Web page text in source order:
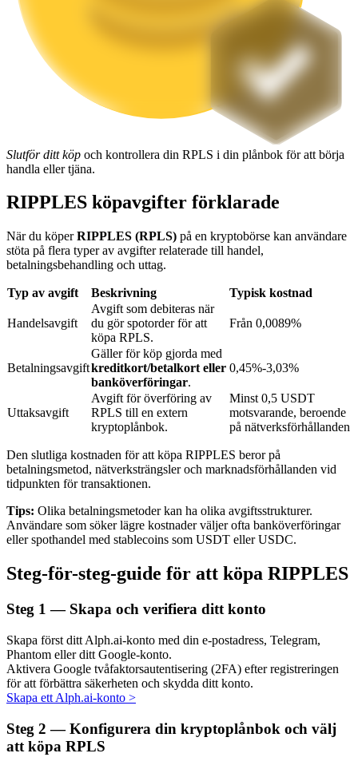
Hög avkastning och omedelbar tillgång
Flexibel insats för att tjäna populära tokens
BTR-låsningar
Exklusiva investeringar för BTR-innehavare
Slutför ditt köp och kontrollera din RPLS i din plånbok för att börja
handla eller tjäna.
RIPPLES köpavgifter förklarade
När du köperRIPPLES (RPLS) på en kryptobörse kan användare
stöta på flera typer av avgifter relaterade till handel,
betalningsbehandling och uttag.
Typ av avgift Beskrivning Typisk kostnad
Handelsavgift
Avgift som debiteras när
du gör spotorder för att
köpa RPLS.
Från 0,0089%
Betalningsavgift
Gäller för köp gjorda med
kreditkort/betalkort eller
banköverföringar.
0,45%-3,03%
Uttaksavgift
Avgift för överföring av
RPLS till en extern
kryptoplånbok.
Minst 0,5 USDT
motsvarande, beroende
på nätverksförhållanden
Den slutliga kostnaden för att köpa RIPPLES beror på
betalningsmetod, nätverksträngsler och marknadsförhållanden vid
tidpunkten för transaktionen.
Tips: Olika betalningsmetoder kan ha olika avgiftsstrukturer.
Användare som söker lägre kostnader väljer ofta banköverföringar
eller spothandel med stablecoins som USDT eller USDC.
Steg-för-steg-guide för att köpa RIPPLES
Steg 1 — Skapa och verifiera ditt konto
Skapa först ditt Alph.ai-konto med din e-postadress, Telegram,
Phantom eller ditt Google-konto.
Aktivera Google tvåfaktorsautentisering (2FA) efter registreringen
för att förbättra säkerheten och skydda ditt konto.
Skapa ett Alph.ai-konto >
Steg 2 — Konfigurera din kryptoplånbok och välj
att köpa RPLS